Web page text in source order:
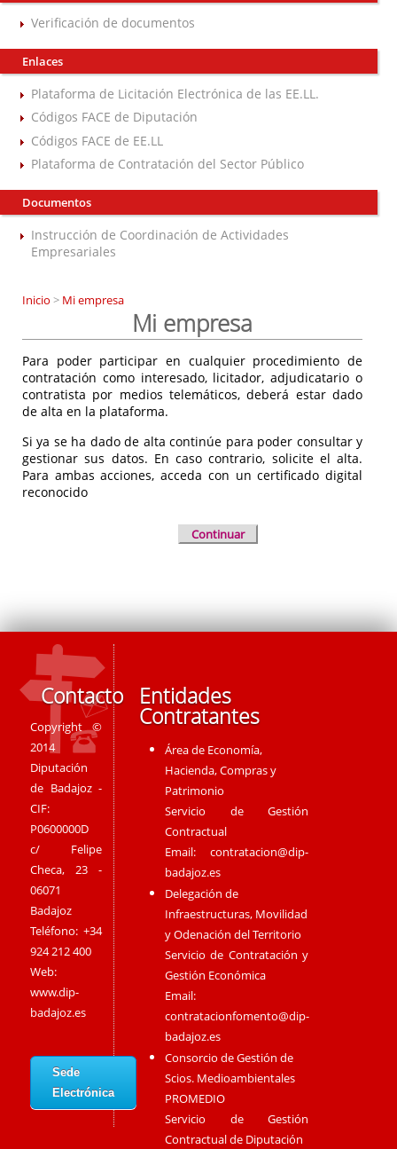
Verificación de documentos
Enlaces
Plataforma de Licitación Electrónica de las EE.LL.
Códigos FACE de Diputación
Códigos FACE de EE.LL
Plataforma de Contratación del Sector Público
Documentos
Instrucción de Coordinación de Actividades
Empresariales
Inicio > Mi empresa
Mi empresa
Para poder participar en cualquier procedimiento de
contratación como interesado, licitador, adjudicatario o
contratista por medios telemáticos, deberá estar dado
de alta en la plataforma.
Si ya se ha dado de alta continúe para poder consultar y
gestionar sus datos. En caso contrario, solicite el alta.
Para ambas acciones, acceda con un certificado digital
reconocido
Continuar
Contacto
Copyright ©
2014
Diputación
de Badajoz -
CIF:
P0600000D
c/ Felipe
Checa, 23 -
06071
Badajoz
Teléfono: +34
924 212 400
Web:
www.dip-
badajoz.es
Sede
Electrónica
Entidades
Contratantes
Área de Economía,
Hacienda, Compras y
Patrimonio
Servicio de Gestión
Contractual
Email:contratacion@dip-
badajoz.es
Delegación de
Infraestructuras, Movilidad
y Odenación del Territorio
Servicio de Contratación y
Gestión Económica
Email:
contratacionfomento@dip-
badajoz.es
Consorcio de Gestión de
Scios. Medioambientales
PROMEDIO
Servicio de Gestión
Contractual de Diputación